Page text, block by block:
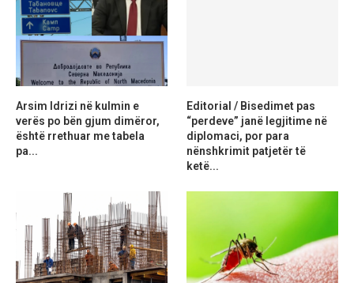
Arsim Idrizi në kulmin e
verës po bën gjum dimëror,
është rrethuar me tabela
pa...
Editorial / Bisedimet pas
“perdeve” janë legjitime në
diplomaci, por para
nënshkrimit patjetër të
ketë...